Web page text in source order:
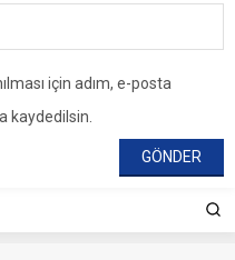
için adım, e-posta
kaydedilsin.